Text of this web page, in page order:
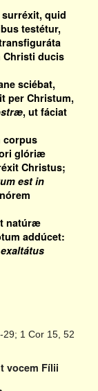
quid
testétur,
Christi ducis
sciébat,
per Christum,
, ut fáciat
glóriæ
Christus;
est in
natúræ
addúcet:
29; 1 Cor 15, 52
vocem Fílii